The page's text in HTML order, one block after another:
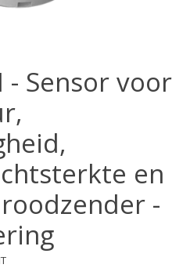
- Sensor voor
en
-